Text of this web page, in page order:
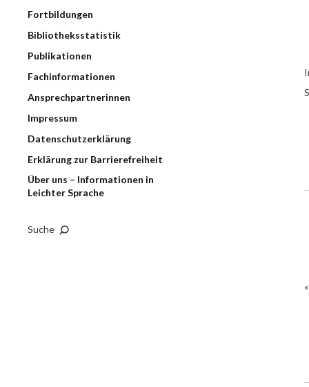
Fortbildungen
Bibliotheksstatistik
Publikationen
Fachinformationen
Ansprechpartnerinnen
Impressum
Datenschutzerklärung
Erklärung zur Barrierefreiheit
Über uns – Informationen in
Leichter Sprache
Suche